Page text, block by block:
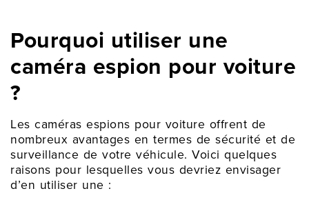
Pourquoi utiliser une
caméra espion pour voiture
?
Les caméras espions pour voiture offrent de
nombreux avantages en termes de sécurité et de
surveillance de votre véhicule. Voici quelques
raisons pour lesquelles vous devriez envisager
d’en utiliser une :